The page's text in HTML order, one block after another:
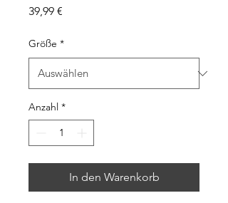
39,99 €
Größe *
Anzahl *
In den Warenkorb